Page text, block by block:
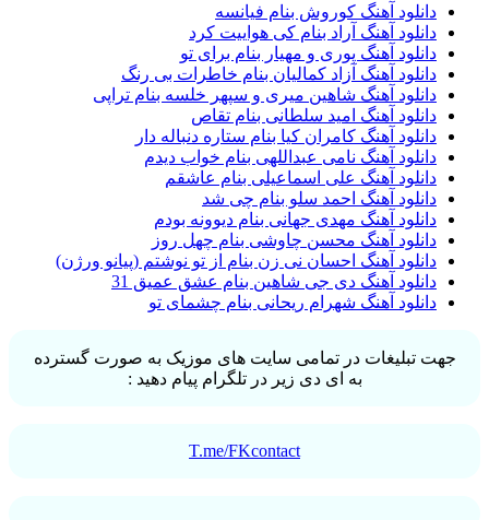
دانلود آهنگ کوروش بنام فیانسه
دانلود آهنگ آراد بنام کی هواییت کرد
دانلود آهنگ پوری و مهیار بنام برای تو
دانلود آهنگ آزاد کمالیان بنام خاطرات بی رنگ
دانلود آهنگ شاهین میری و سپهر خلسه بنام تراپی
دانلود آهنگ امید سلطانی بنام تقاص
دانلود آهنگ کامران کیا بنام ستاره دنباله دار
دانلود آهنگ نامی عبداللهی بنام خواب دیدم
دانلود آهنگ علی اسماعیلی بنام عاشقم
دانلود آهنگ احمد سلو بنام چی شد
دانلود آهنگ مهدی جهانی بنام دیوونه بودم
دانلود آهنگ محسن چاوشی بنام چهل روز
دانلود آهنگ احسان نی زن بنام از تو نوشتم (پیانو ورژن)
دانلود آهنگ دی جی شاهین بنام عشق عمیق 31
دانلود آهنگ شهرام ریحانی بنام چشمای تو
جهت تبلیغات در تمامی سایت های موزیک به صورت گسترده
به ای دی زیر در تلگرام پیام دهید :
T.me/FKcontact